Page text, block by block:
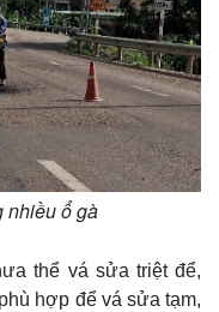
nhiều ổ gà
thể vá sửa triệt để,
hợp để vá sửa tạm,